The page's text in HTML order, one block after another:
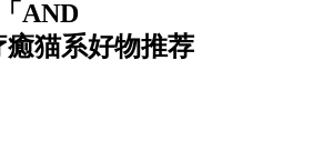
AND
猫系好物推荐